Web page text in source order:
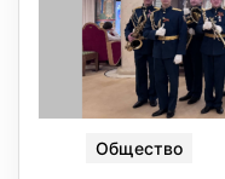
Общество